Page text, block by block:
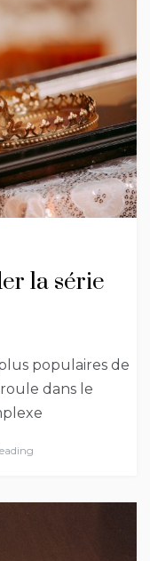
la série
populaires de
dans le